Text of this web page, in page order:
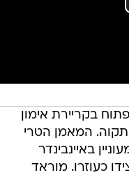
בקריירת אימון
תקוה. המאמן הטרי
באיינבינדר
כעוזרו. מוראד